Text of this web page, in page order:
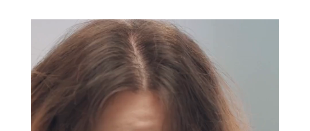
Player